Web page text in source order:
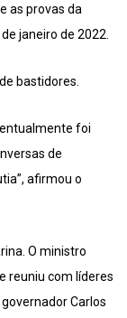
as provas da
janeiro de 2022.
bastidores.
foi
de
afirmou o
O ministro
reuniu com líderes
Carlos